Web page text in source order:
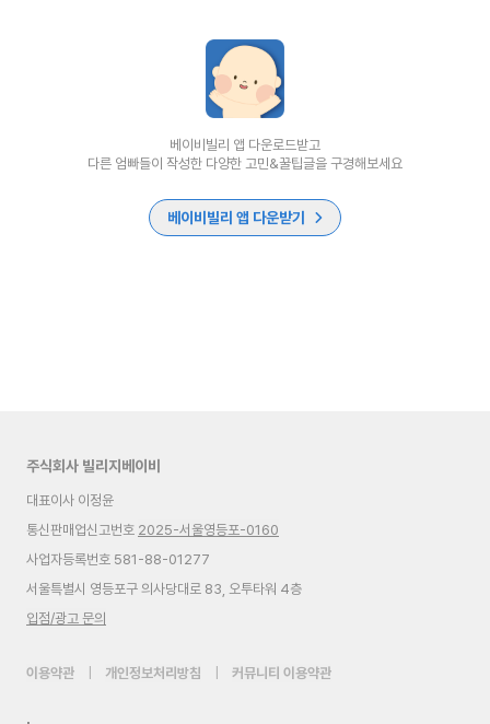
베이비빌리 앱 다운로드받고
다른 엄빠들이 작성한 다양한 고민&꿀팁글을 구경해보세요
베이비빌리 앱 다운받기
주식회사 빌리지베이비
대표이사 이정윤
통신판매업신고번호 2025-서울영등포-0160
사업자등록번호 581-88-01277
서울특별시 영등포구 의사당대로 83, 오투타워 4층
입점/광고 문의
이용약관 개인정보처리방침 커뮤니티 이용약관